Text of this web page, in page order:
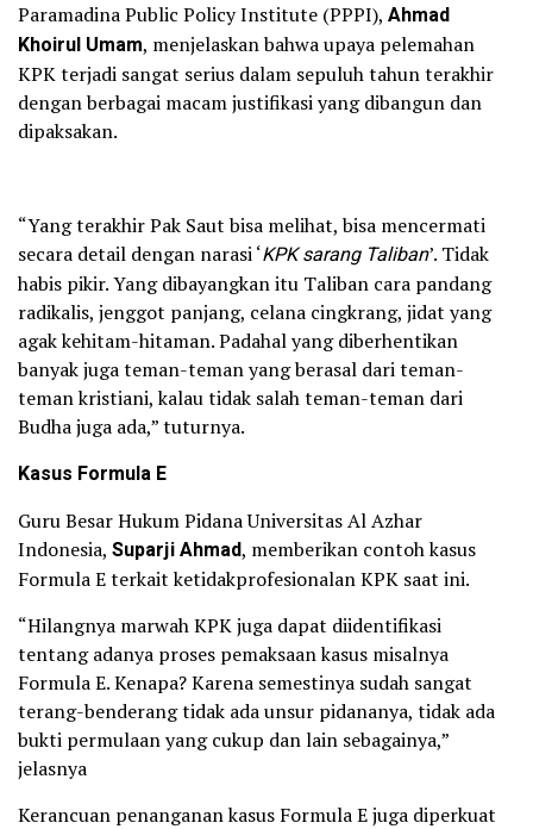
Paramadina Public Policy Institute (PPPI), Ahmad
Khoirul Umam, menjelaskan bahwa upaya pelemahan
KPK terjadi sangat serius dalam sepuluh tahun terakhir
dengan berbagai macam justifikasi yang dibangun dan
dipaksakan.
“Yang terakhir Pak Saut bisa melihat, bisa mencermati
secara detail dengan narasi ‘KPK sarang Taliban’. Tidak
habis pikir. Yang dibayangkan itu Taliban cara pandang
radikalis, jenggot panjang, celana cingkrang, jidat yang
agak kehitam-hitaman. Padahal yang diberhentikan
banyak juga teman-teman yang berasal dari teman-
teman kristiani, kalau tidak salah teman-teman dari
Budha juga ada,” tuturnya.
Kasus Formula E
Guru Besar Hukum Pidana Universitas Al Azhar
Indonesia, Suparji Ahmad, memberikan contoh kasus
Formula E terkait ketidakprofesionalan KPK saat ini.
“Hilangnya marwah KPK juga dapat diidentifikasi
tentang adanya proses pemaksaan kasus misalnya
Formula E. Kenapa? Karena semestinya sudah sangat
terang-benderang tidak ada unsur pidananya, tidak ada
bukti permulaan yang cukup dan lain sebagainya,”
jelasnya
Kerancuan penanganan kasus Formula E juga diperkuat